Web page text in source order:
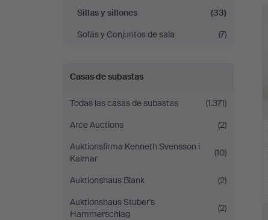
Sillas y sillones
(33)
Sofás y Conjuntos de sala
(7)
Casas de subastas
Todas las casas de subastas
(1.371)
Arce Auctions
(2)
Auktionsfirma Kenneth Svensson i
Kalmar
(10)
Auktionshaus Blank
(2)
Auktionshaus Stuber's
Hammerschlag
(2)